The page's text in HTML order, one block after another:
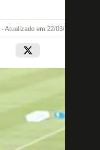
- Atualizado em 22/03/22 às 19:29